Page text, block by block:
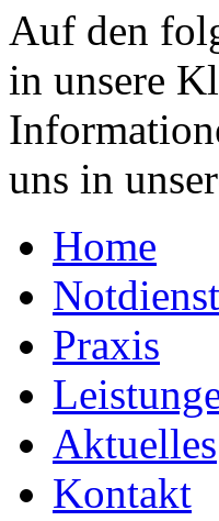
Auf den
in unsere
uns in
Home
Notdienst
Praxis
Aktuelles
Kontakt